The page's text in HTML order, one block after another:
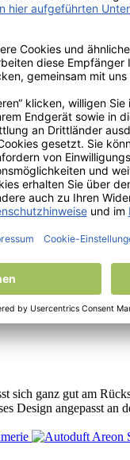
sich ganz gut am
Design angepasst
sich ganz gut am
Design angepasst
ganz gut am
Design angepasst